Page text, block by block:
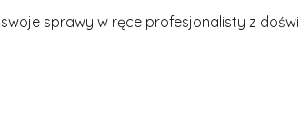
sprawy w ręce profesjonalisty z